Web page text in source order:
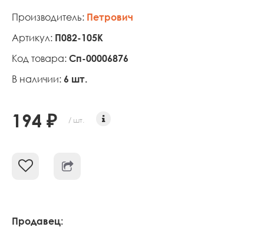
Производитель: Петрович
Артикул: П082-105К
Код товара: Сп-00006876
В наличии: 6 шт.
194 ₽ / шт.
Продавец: